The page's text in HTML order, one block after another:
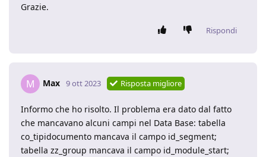
Grazie.
Rispondi
M Max 9 ott 2023 Risposta migliore
Informo che ho risolto. Il problema era dato dal fatto
che mancavano alcuni campi nel Data Base: tabella
co_tipidocumento mancava il campo id_segment;
tabella zz_group mancava il campo id_module_start;